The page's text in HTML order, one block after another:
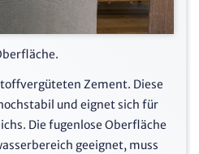
Zement. Diese
und eignet sich für
Die fugenlose Oberfläche
geeignet, muss